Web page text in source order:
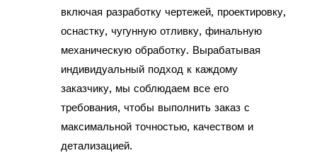
включая разработку чертежей, проектировку,
оснастку, чугунную отливку, финальную
механическую обработку. Вырабатывая
индивидуальный подход к каждому
заказчику, мы соблюдаем все его
требования, чтобы выполнить заказ с
максимальной точностью, качеством и
детализацией.